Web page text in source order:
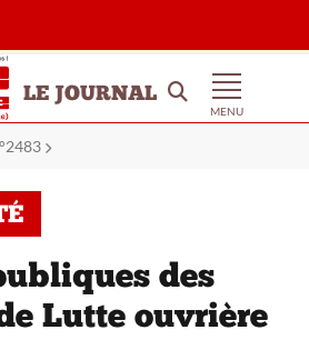
LE JOURNAL
MENU
des
Lutte ouvrière